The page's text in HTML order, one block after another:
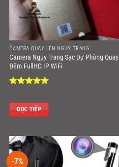
CAMERA QUAY LÉN NGỤY TRANG
Camera Ngụy Trang Sạc Dự Phòng Quay
Đêm FullHD IP WiFi
saoĐỌC TIẾP
-7%